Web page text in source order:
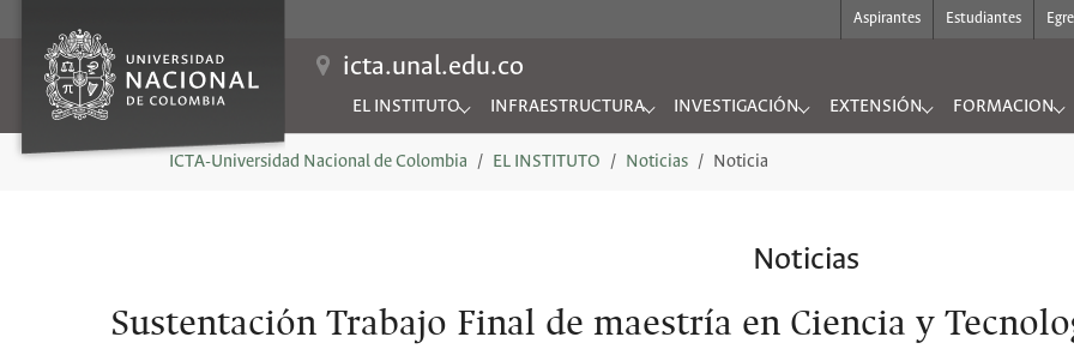
Aspirantes Estudiantes
icta.unal.edu.co
EL INSTITUTO
Submenu for "EL INSTITUTO"
INFRAESTRUCTURA
Submenu for "INFRAESTRUCTURA"
INVESTIGACIÓN
Submenu for "INVESTIGACIÓN"
EXTENSIÓN
Submenu for "EXTENSIÓN"
FORMACION
Submenu for
You are here:
ICTA-Universidad Nacional de Colombia
EL INSTITUTO Noticias Noticia
Noticias
Sustentación Trabajo Final de maestría en Ciencia y